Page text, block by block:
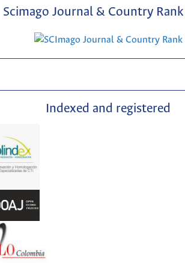
Scimago Journal & Country Rank
Indexed and registered